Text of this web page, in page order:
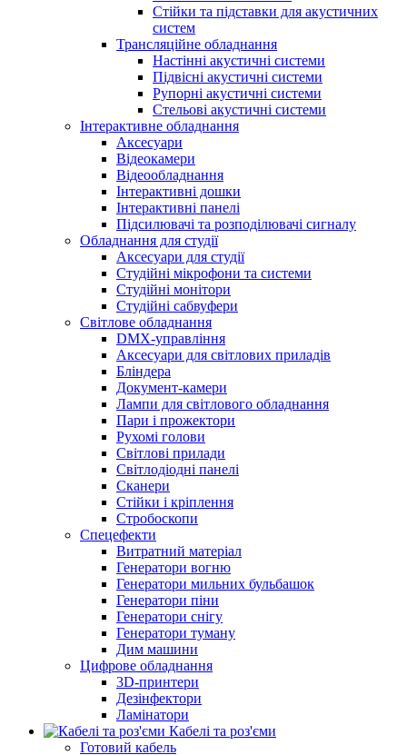
Стійки та підставки для акустичних
систем
Трансляційне обладнання
Настінні акустичні системи
Підвісні акустичні системи
Рупорні акустичні системи
Стельові акустичні системи
Інтерактивне обладнання
Аксесуари
Відеокамери
Відеообладнання
Інтерактивні дошки
Інтерактивні панелі
Підсилювачі та розподілювачі сигналу
Обладнання для студії
Аксесуари для студії
Студійні мікрофони та системи
Студійні монітори
Студійні сабвуфери
Світлове обладнання
DMX-управління
Аксесуари для світлових приладів
Бліндера
Документ-камери
Лампи для світлового обладнання
Пари і прожектори
Рухомі голови
Світлові прилади
Світлодіодні панелі
Сканери
Стійки і кріплення
Стробоскопи
Спецефекти
Витратний матеріал
Генератори вогню
Генератори мильних бульбашок
Генератори піни
Генератори снігу
Генератори туману
Дим машини
Цифрове обладнання
3D-принтери
Дезінфектори
Ламінатори
Кабелі та роз'єми
Готовий кабель